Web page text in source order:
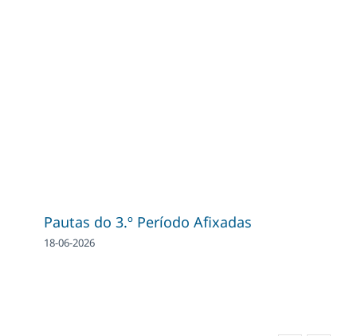
Pautas do 3.º Período Afixadas
18-06-2026